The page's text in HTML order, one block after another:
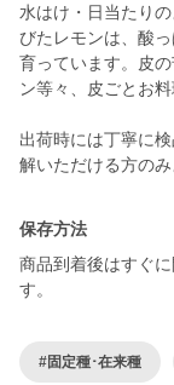
水はけ・日当たり
びたレモンは、酸
育っています。皮
ン等々、皮ごとお
出荷時には丁寧に
解いただける方のみ
保存方法
商品到着後はすぐ
す。
#固定種･在来種